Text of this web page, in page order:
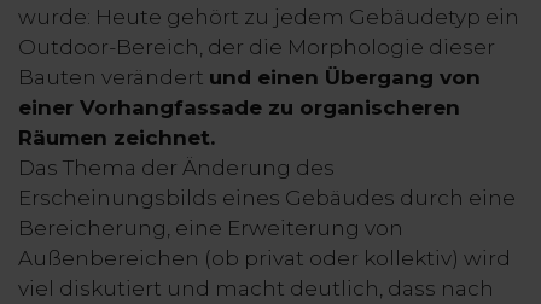
wurde: Heute gehört zu jedem Gebäudetyp ein
Outdoor-Bereich, der die Morphologie dieser
Bauten verändert und einen Übergang von
einer Vorhangfassade zu organischeren
Räumen zeichnet.
Das Thema der Änderung des
Erscheinungsbilds eines Gebäudes durch eine
Bereicherung, eine Erweiterung von
Außenbereichen (ob privat oder kollektiv) wird
viel diskutiert und macht deutlich, dass nach